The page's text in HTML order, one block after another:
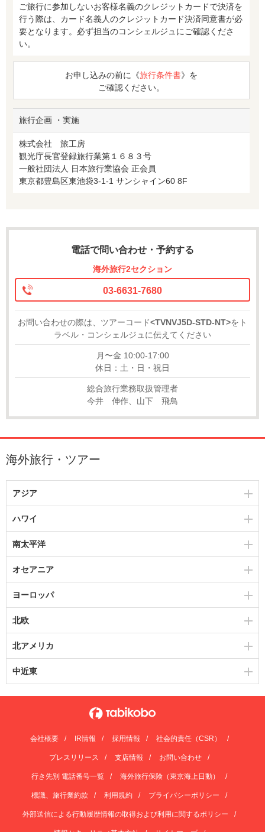
ご旅行に参加しないお客様名義のクレジットカードで決済を
行う際は、カード名義人のクレジットカード決済同意書が必
要となります。必ず担当のコンシェルジュにご確認くださ
い。
お申し込みの前に《旅行条件書》を
ご確認ください。
旅行企画 ・実施
株式会社 旅工房
観光庁長官登録旅行業第１６８３号
一般社団法人 日本旅行業協会 正会員
東京都豊島区東池袋3-1-1 サンシャイン60 8F
電話で問い合わせ・予約する
海外旅行2セクション
03-6631-7680
お問い合わせの際は、ツアーコード<TVNVJ5D-STD-NT>をト
ラベル・コンシェルジュに伝えてください
月〜金 10:00-17:00
休日：土・日・祝日
総合旅行業務取扱管理者
今井 伸作、山下 飛鳥
海外旅行・ツアー
アジア
ハワイ
南太平洋
オセアニア
ヨーロッパ
北欧
北アメリカ
中近東
会社概要 IR情報 採用情報 社会的責任（CSR）
プレスリリース 支店情報 お問い合わせ
行き先別 電話番号一覧 海外旅行保険（東京海上日動）
標識、旅行業約款 利用規約 プライバシーポリシー
外部送信による行動履歴情報の取得および利用に関するポリシー